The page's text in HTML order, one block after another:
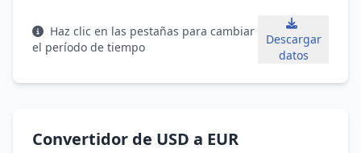
Haz clic en las pestañas para cambiar
el período de tiempo
Descargar
datos
Convertidor de USD a EUR